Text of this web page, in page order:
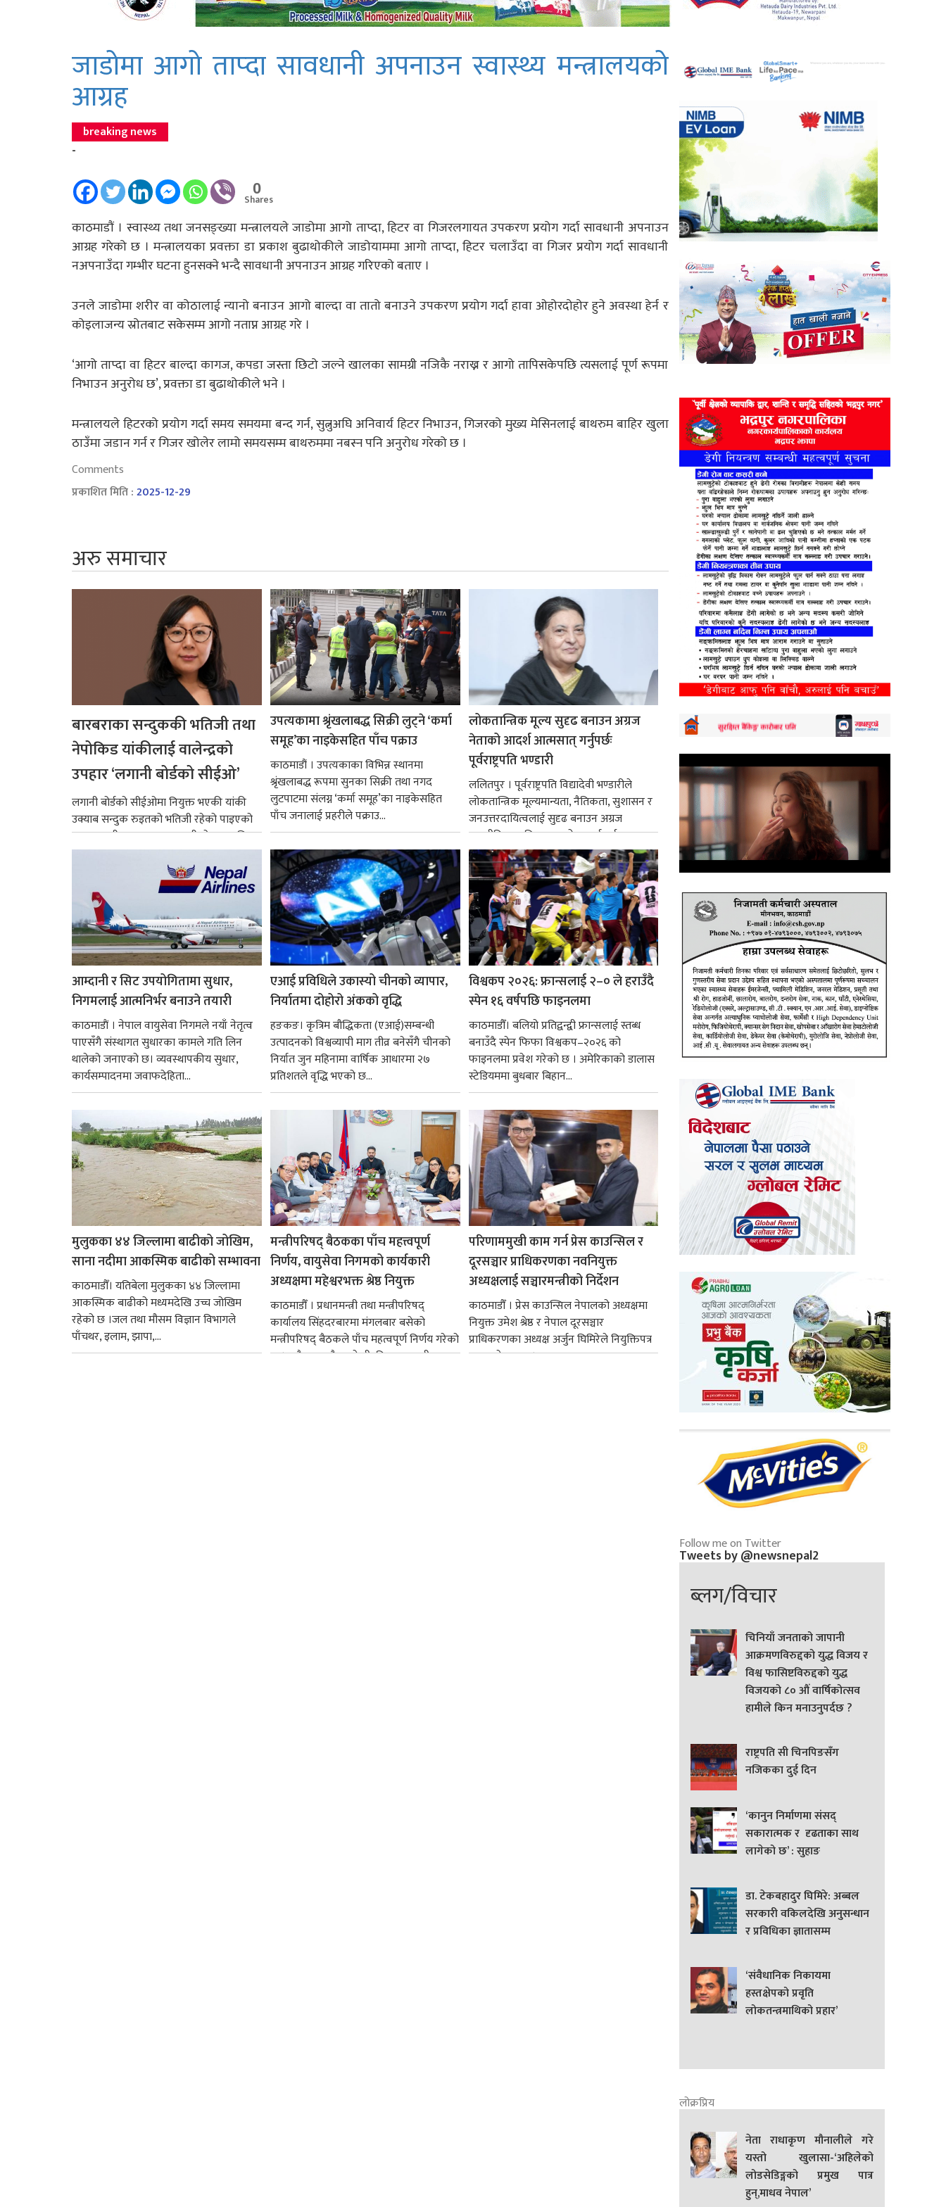
जाडोमा आगो ताप्दा सावधानी अपनाउन स्वास्थ्य मन्त्रालयको
आग्रह
breaking news
-
0
Shares
काठमाडाैं । स्वास्थ्य तथा जनसङ्ख्या मन्त्रालयले जाडोमा आगो ताप्दा, हिटर वा गिजरलगायत उपकरण प्रयोग गर्दा सावधानी अपनाउन
आग्रह गरेको छ । मन्त्रालयका प्रवक्ता डा प्रकाश बुढाथोकीले जाडोयाममा आगो ताप्दा, हिटर चलाउँदा वा गिजर प्रयोग गर्दा सावधानी
नअपनाउँदा गम्भीर घटना हुनसक्ने भन्दै सावधानी अपनाउन आग्रह गरिएको बताए ।
उनले जाडोमा शरीर वा कोठालाई न्यानो बनाउन आगो बाल्दा वा तातो बनाउने उपकरण प्रयोग गर्दा हावा ओहोरदोहोर हुने अवस्था हेर्न र
कोइलाजन्य स्रोतबाट सकेसम्म आगो नताप्न आग्रह गरे ।
‘आगो ताप्दा वा हिटर बाल्दा कागज, कपडा जस्ता छिटो जल्ने खालका सामग्री नजिकै नराख्न र आगो तापिसकेपछि त्यसलाई पूर्ण रूपमा
निभाउन अनुरोध छ’, प्रवक्ता डा बुढाथोकीले भने ।
मन्त्रालयले हिटरको प्रयोग गर्दा समय समयमा बन्द गर्न, सुत्नुअघि अनिवार्य हिटर निभाउन, गिजरको मुख्य मेसिनलाई बाथरुम बाहिर खुला
ठाउँमा जडान गर्न र गिजर खोलेर लामो समयसम्म बाथरुममा नबस्न पनि अनुरोध गरेको छ ।
Comments
प्रकाशित मिति :2025-12-29
अरु समाचार
बारबराका सन्दुककी भतिजी तथा
नेपोकिड यांकीलाई वालेन्द्रको
उपहार ‘लगानी बोर्डको सीईओ’
लगानी बोर्डको सीईओमा नियुक्त भएकी यांकी
उक्याब सन्दुक रुइतको भतिजी रहेको पाइएको
छ। तत्कालीन समयमा महाकालीको अञ्चलाधिश
नै बनेका जोन...
उपत्यकामा श्रृंखलाबद्ध सिक्री लुट्ने ‘कर्मा
समूह’का नाइकेसहित पाँच पक्राउ
काठमाडौं । उपत्यकाका विभिन्न स्थानमा
श्रृंखलाबद्ध रूपमा सुनका सिक्री तथा नगद
लुटपाटमा संलग्न ‘कर्मा समूह’का नाइकेसहित
पाँच जनालाई प्रहरीले पक्राउ...
लोकतान्त्रिक मूल्य सुदृढ बनाउन अग्रज
नेताको आदर्श आत्मसात् गर्नुपर्छः
पूर्वराष्ट्रपति भण्डारी
ललितपुर । पूर्वराष्ट्रपति विद्यादेवी भण्डारीले
लोकतान्त्रिक मूल्यमान्यता, नैतिकता, सुशासन र
जनउत्तरदायित्वलाई सुदृढ बनाउन अग्रज
राजनीतिक व्यक्तित्वहरूको आदर्शलाई आत्मसात्
गर्न आवश्यक...
आम्दानी र सिट उपयोगितामा सुधार,
निगमलाई आत्मनिर्भर बनाउने तयारी
काठमाडाैं । नेपाल वायुसेवा निगमले नयाँ नेतृत्व
पाएसँगै संस्थागत सुधारका कामले गति लिन
थालेको जनाएको छ। व्यवस्थापकीय सुधार,
कार्यसम्पादनमा जवाफदेहिता...
एआई प्रविधिले उकास्यो चीनको व्यापार,
निर्यातमा दोहोरो अंकको वृद्धि
हङकङ। कृत्रिम बौद्धिकता (एआई)सम्बन्धी
उत्पादनको विश्वव्यापी माग तीव्र बनेसँगै चीनको
निर्यात जुन महिनामा वार्षिक आधारमा २७
प्रतिशतले वृद्धि भएको छ...
विश्वकप २०२६: फ्रान्सलाई २–० ले हराउँदै
स्पेन १६ वर्षपछि फाइनलमा
काठमाडौँ। बलियो प्रतिद्वन्द्वी फ्रान्सलाई स्तब्ध
बनाउँदै स्पेन फिफा विश्वकप–२०२६ को
फाइनलमा प्रवेश गरेको छ । अमेरिकाको डालास
स्टेडियममा बुधबार बिहान...
मुलुकका ४४ जिल्लामा बाढीको जोखिम,
साना नदीमा आकस्मिक बाढीको सम्भावना
काठमाडौँ। यतिबेला मुलुकका ४४ जिल्लामा
आकस्मिक बाढीको मध्यमदेखि उच्च जोखिम
रहेको छ ।जल तथा मौसम विज्ञान विभागले
पाँचथर, इलाम, झापा,...
मन्त्रीपरिषद् बैठकका पाँच महत्त्वपूर्ण
निर्णय, वायुसेवा निगमको कार्यकारी
अध्यक्षमा महेश्वरभक्त श्रेष्ठ नियुक्त
काठमाडौँ । प्रधानमन्त्री तथा मन्त्रीपरिषद्
कार्यालय सिंहदरबारमा मंगलबार बसेको
मन्त्रीपरिषद् बैठकले पाँच महत्वपूर्ण निर्णय गरेको
छ । यसैक्रममा बैडकले बीउबिजनसम्बन्धी...
परिणाममुखी काम गर्न प्रेस काउन्सिल र
दूरसञ्चार प्राधिकरणका नवनियुक्त
अध्यक्षलाई सञ्चारमन्त्रीको निर्देशन
काठमाडौँ । प्रेस काउन्सिल नेपालको अध्यक्षमा
नियुक्त उमेश श्रेष्ठ र नेपाल दूरसञ्चार
प्राधिकरणका अध्यक्ष अर्जुन घिमिरेले नियुक्तिपत्र
ग्रहण गरेका छन्।...
Follow me on Twitter
Tweets by @newsnepal2
ब्लग/विचार
चिनियाँ जनताको जापानी
आक्रमणविरुद्दको युद्ध विजय र
विश्व फासिष्टविरुद्दको युद्ध
विजयको ८० औं वार्षिकोत्सव
हामीले किन मनाउनुपर्दछ ?
राष्ट्रपति सी चिनपिङसँग
नजिकका दुई दिन
‘कानुन निर्माणमा संसद्
सकारात्मक र दृढताका साथ
लागेको छ’ : सुहाङ
डा. टेकबहादुर घिमिरे: अब्बल
सरकारी वकिलदेखि अनुसन्धान
र प्रविधिका ज्ञातासम्म
‘संवैधानिक निकायमा
हस्तक्षेपको प्रवृति
लोकतन्त्रमाथिको प्रहार’
लोक्रप्रिय
नेता राधाकृण मौनालीले गरे
यस्तो खुलासा-‘अहिलेको
लोडसेडिङ्गको प्रमुख पात्र
हुन्,माधव नेपाल’